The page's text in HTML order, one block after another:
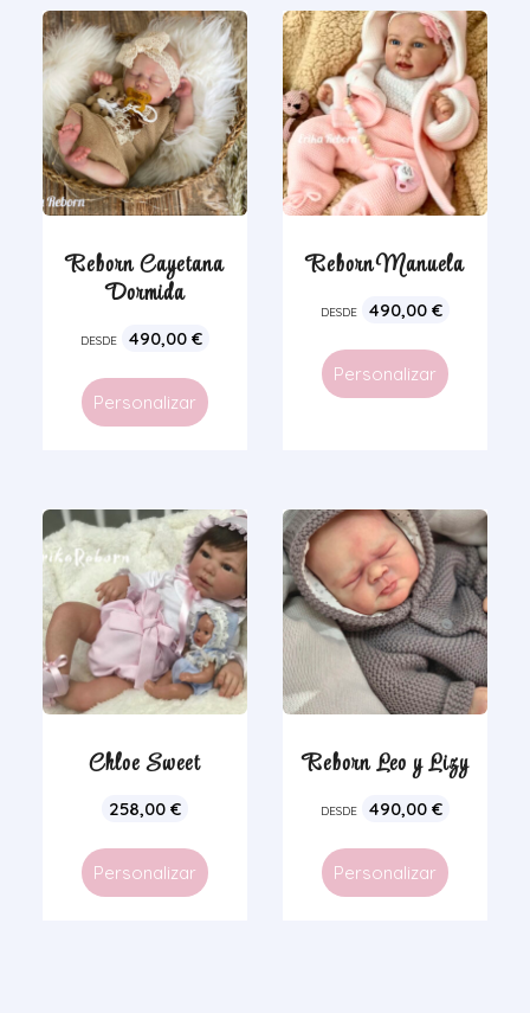
Reborn Cayetana
Dormida
DESDE 490,00 €
Personalizar
Reborn Manuela
DESDE 490,00€
Personalizar
Chloe Sweet
258,00 €
Personalizar
Reborn Leo y Lizy
DESDE 490,00€
Personalizar